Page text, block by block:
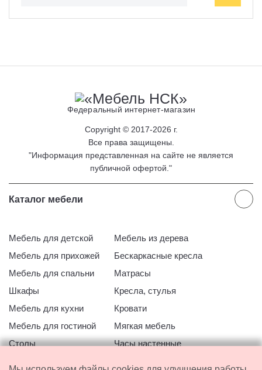
Федеральный интернет-магазин
Copyright © 2017-2026 г.
Все права защищены.
"Информация представленная на сайте не является
публичной офертой."
Каталог мебели
Мебель для детской
Мебель для прихожей
Мебель для спальни
Шкафы
Мебель для кухни
Мебель для гостиной
Столы
Мебель из дерева
Бескаркасные кресла
Матрасы
Кресла, стулья
Кровати
Мягкая мебель
Часы настенные